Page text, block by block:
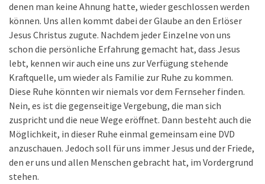
denen man keine Ahnung hatte, wieder geschlossen werden
können. Uns allen kommt dabei der Glaube an den Erlöser
Jesus Christus zugute. Nachdem jeder Einzelne von uns
schon die persönliche Erfahrung gemacht hat, dass Jesus
lebt, kennen wir auch eine uns zur Verfügung stehende
Kraftquelle, um wieder als Familie zur Ruhe zu kommen.
Diese Ruhe könnten wir niemals vor dem Fernseher finden.
Nein, es ist die gegenseitige Vergebung, die man sich
zuspricht und die neue Wege eröffnet. Dann besteht auch die
Möglichkeit, in dieser Ruhe einmal gemeinsam eine DVD
anzuschauen. Jedoch soll für uns immer Jesus und der Friede,
den er uns und allen Menschen gebracht hat, im Vordergrund
stehen.